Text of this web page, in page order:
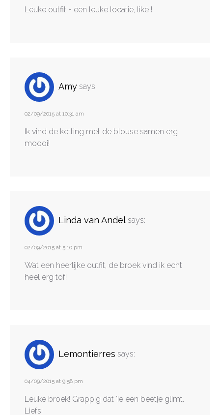
Leuke outfit + een leuke locatie, like !
Amy says:
02/09/2015 at 10:31 am
Ik vind de ketting met de blouse samen erg
moooi!
Linda van Andel says:
02/09/2015 at 5:10 pm
Wat een heerlijke outfit, de broek vind ik echt
heel erg tof!
Lemontierres says:
04/09/2015 at 9:58 pm
Leuke broek! Grappig dat 'ie een beetje glimt.
Liefs!